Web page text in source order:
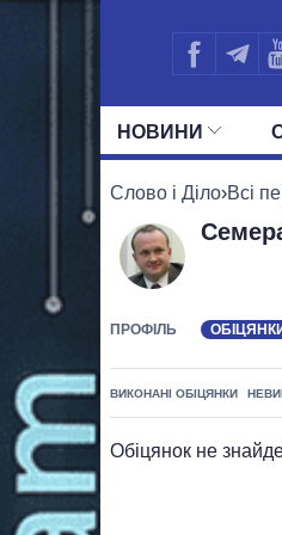
НОВИНИ
Слово і Діло›Всі
ПРОФІЛЬ
ВИКОНАНІ ОБІЦЯНКИ
Обіцянок не